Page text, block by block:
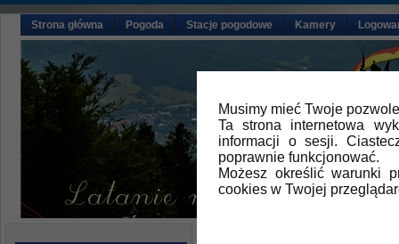
Musimy mieć Twoje
Ta strona internetowa
informacji o sesji.
poprawnie funkcjonować.
Możesz określić warunki
cookies w Twojej
Strona główna Pogoda Stacje pogodowe Kamery